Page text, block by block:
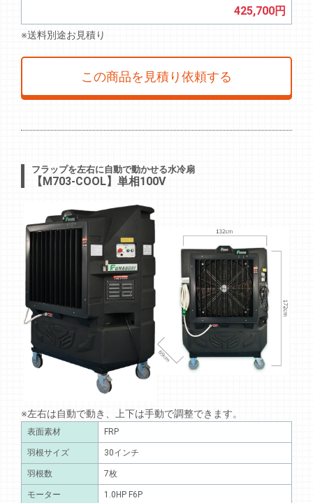
425,700円
※送料別途お見積り
この商品を見積り依頼する
フラップを左右に自動で動かせる水冷扇
【M703-COOL】単相100V
※左右は自動で動き、上下は手動で調整できます。
表面素材 FRP
羽根サイズ 30インチ
羽根数 7枚
モーター 1.0HP F6P